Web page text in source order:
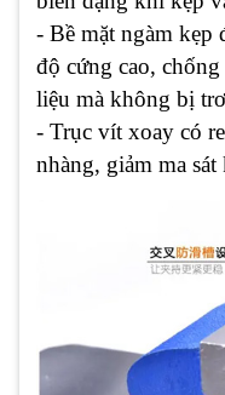
- Bề mặt ngàm kẹp
độ cứng cao,
liệu mà không bị
- Trục vít xoay có
nhàng, giảm ma